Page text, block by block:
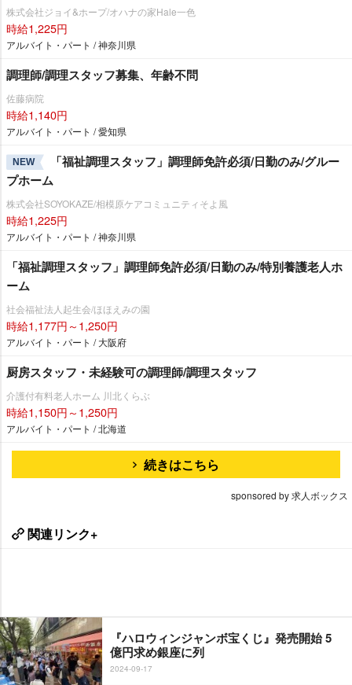
株式会社ジョイ&ホープ/オハナの家Hale一色
時給1,225円
アルバイト・パート / 神奈川県
調理師/調理スタッフ募集、年齢不問
佐藤病院
時給1,140円
アルバイト・パート / 愛知県
NEW
「福祉調理スタッフ」調理師免許必須/日勤のみ/グルー
プホーム
株式会社SOYOKAZE/相模原ケアコミュニティそよ風
時給1,225円
アルバイト・パート / 神奈川県
「福祉調理スタッフ」調理師免許必須/日勤のみ/特別養護老人ホ
ーム
社会福祉法人起生会/ほほえみの園
時給1,177円～1,250円
アルバイト・パート / 大阪府
厨房スタッフ・未経験可の調理師/調理スタッフ
介護付有料老人ホーム 川北くらぶ
時給1,150円～1,250円
アルバイト・パート / 北海道
続きはこちら
sponsored by 求人ボックス
関連リンク+
『ハロウィンジャンボ宝くじ』発売開始 5
億円求め銀座に列
2024-09-17